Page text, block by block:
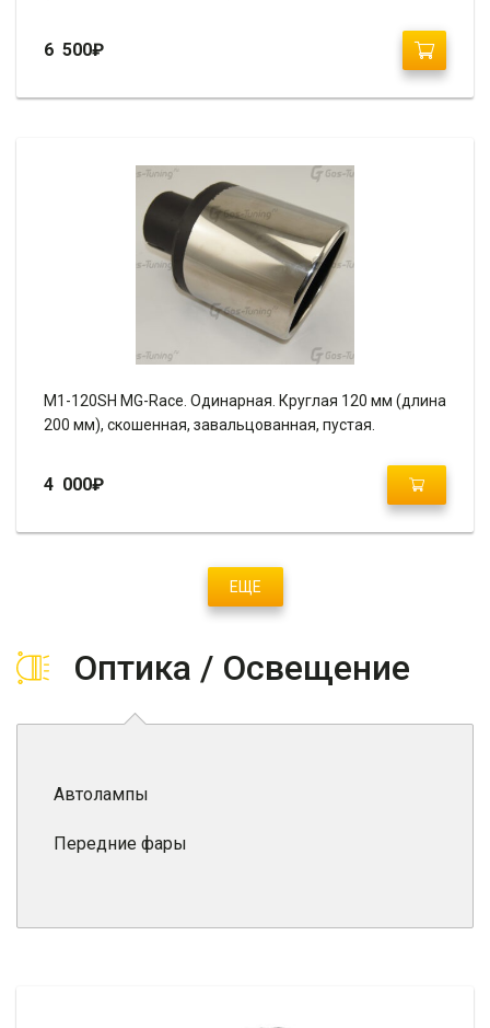
6 500₽
M1-120SH MG-Race. Одинарная. Круглая 120 мм (длина
200 мм), скошенная, завальцованная, пустая.
4 000₽
ЕЩЕ
Оптика / Освещение
Автолампы
Передние фары